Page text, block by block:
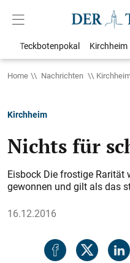
Teckbotenpokal Kirchheim
Home Nachrichten
Kirchheim
Nichts für
Eisbock Die frostige
gewonnen und gilt als das
16.12.2016